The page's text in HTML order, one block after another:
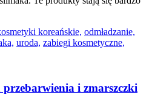
koreańskie, odmładzanie,
uroda, zabiegi kosmetyczne,
i zmarszczki